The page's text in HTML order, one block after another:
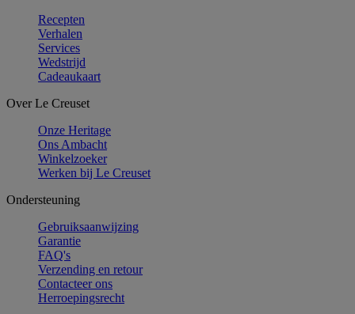
Recepten
Verhalen
Services
Wedstrijd
Cadeaukaart
Over Le Creuset
Onze Heritage
Ons Ambacht
Winkelzoeker
Werken bij Le Creuset
Ondersteuning
Gebruiksaanwijzing
Garantie
FAQ's
Verzending en retour
Contacteer ons
Herroepingsrecht